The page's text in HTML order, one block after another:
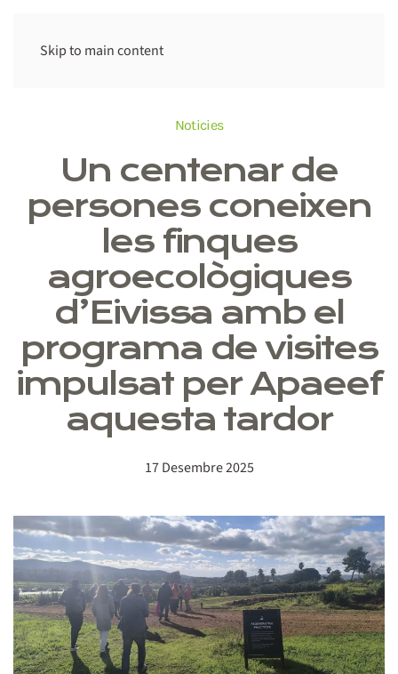
Skip to main content
Noticies
Un centenar de
persones coneixen
les finques
agroecològiques
d’Eivissa amb el
programa de visites
impulsat per Apaeef
aquesta tardor
17 Desembre 2025